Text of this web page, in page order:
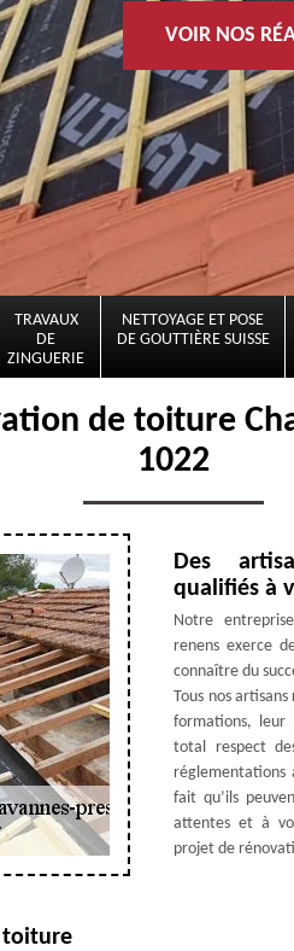
VOIR NOS
TRAVAUX
DE
ZINGUERIE
NETTOYAGE ET POSE
DE GOUTTIÈRE SUISSE
de toiture
1022
Des
qualifiés à
Notre
renens exerce
connaître du
Tous nos
formations, leur
total respect
réglementations
fait qu’ils
attentes et à
projet de
toiture